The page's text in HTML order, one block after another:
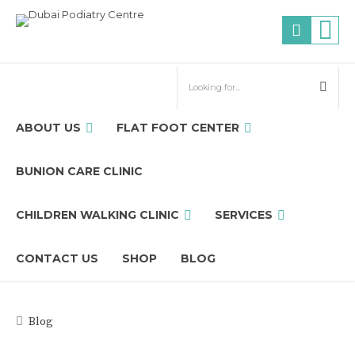
ABOUT US FLAT FOOT CENTER
BUNION CARE CLINIC
CHILDREN WALKING CLINIC SERVICES
CONTACT US SHOP BLOG
Blog